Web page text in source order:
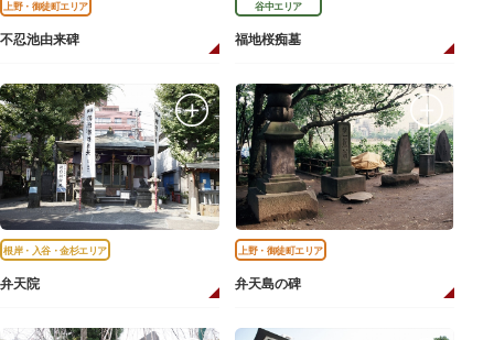
上野・御徒町エリア
不忍池由来碑
谷中エリア
福地桜痴墓
根岸・入谷・金杉エリア
弁天院
上野・御徒町エリア
弁天島の碑